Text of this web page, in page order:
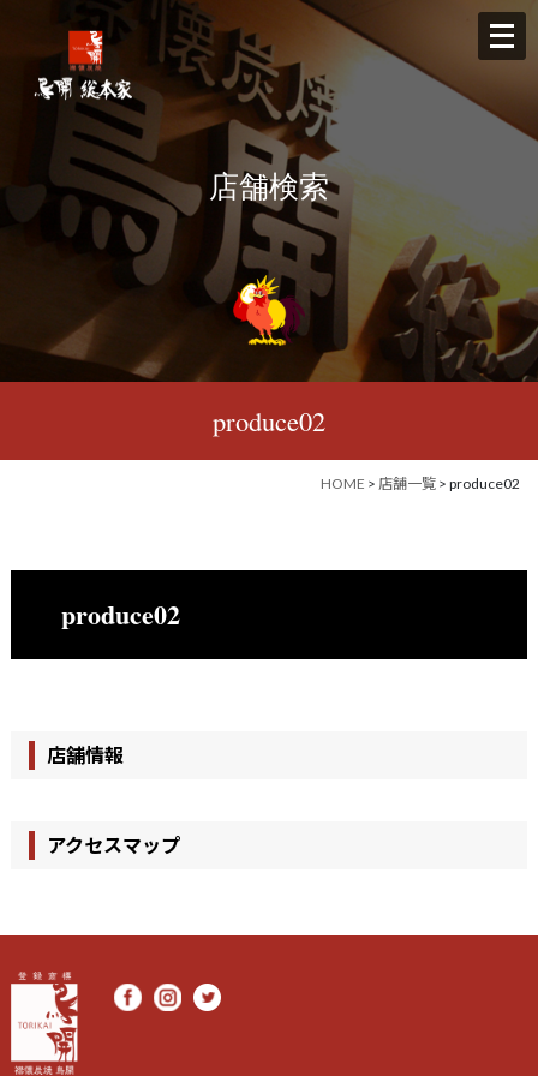
メ
ニ
ュ
く
店舗検索
produce02
HOME > 店舗一覧 > produce02
produce02
店舗情報
アクセスマップ